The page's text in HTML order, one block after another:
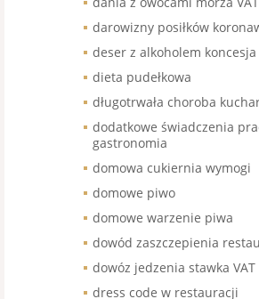
darowizny posiłków
deser z alkoholem koncesja
dieta pudełkowa
długotrwała choroba
dodatkowe świadczenia
gastronomia
domowa cukiernia wymogi
domowe piwo
domowe warzenie piwa
dowód zaszczepienia
dowóz jedzenia stawka VAT
dress code w restauracji